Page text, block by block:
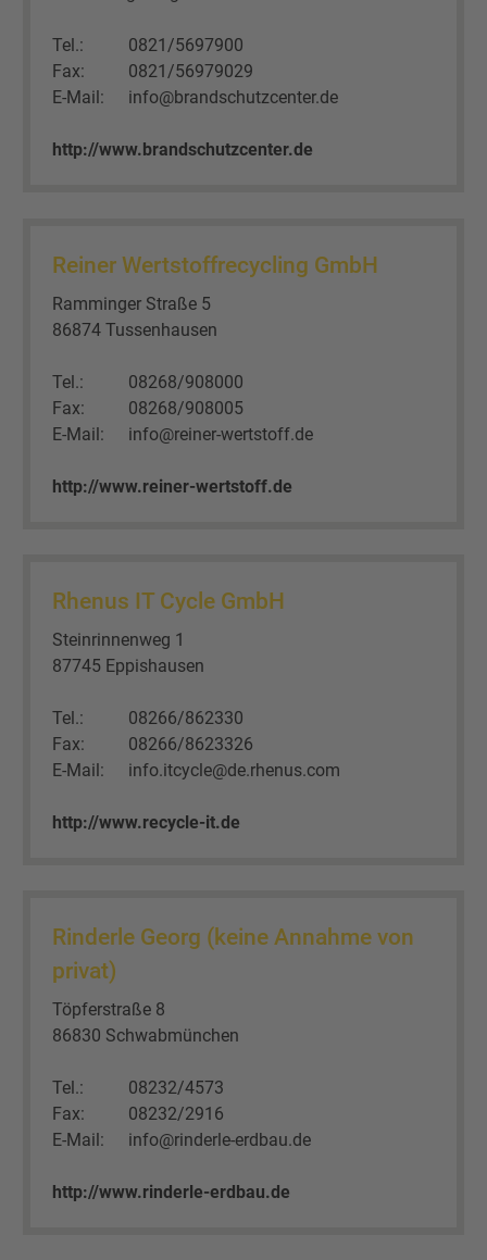
Tel.:
0821/5697900
Fax:
0821/56979029
E-Mail:
info@brandschutzcenter.de
http://www.brandschutzcenter.de
Reiner Wertstoffrecycling GmbH
Ramminger Straße 5
86874 Tussenhausen
Tel.:
08268/908000
Fax:
08268/908005
E-Mail:
info@reiner-wertstoff.de
http://www.reiner-wertstoff.de
Rhenus IT Cycle GmbH
Steinrinnenweg 1
87745 Eppishausen
Tel.:
08266/862330
Fax:
08266/8623326
E-Mail:
info.itcycle@de.rhenus.com
http://www.recycle-it.de
Rinderle Georg (keine Annahme von
privat)
Töpferstraße 8
86830 Schwabmünchen
Tel.:
08232/4573
Fax:
08232/2916
E-Mail:
info@rinderle-erdbau.de
http://www.rinderle-erdbau.de